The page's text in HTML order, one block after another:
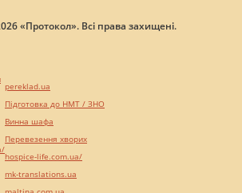
«Протокол». Всі права захищені.
pereklad.ua
Підготовка до НМТ / ЗНО
Винна шафа
Перевезення хворих
hospice-life.com.ua/
mk-translations.ua